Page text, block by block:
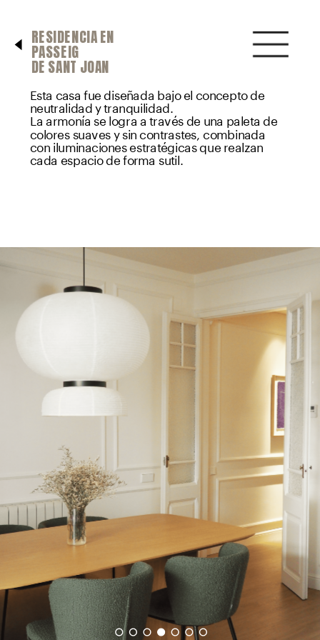
RESIDENCIA EN
PASSEIG
DE SANT JOAN
Esta casa fue diseñada bajo el concepto de
neutralidad y tranquilidad.
La armonía se logra a través de una paleta de
colores suaves y sin contrastes, combinada
con iluminaciones estratégicas que realzan
cada espacio de forma sutil.